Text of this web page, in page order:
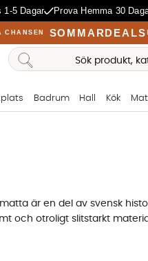
1-5 Dagar Prova Hemma 30
CHANSEN SOMMARDEALS
Badrum Hall Kök
är en del av svensk
och otroligt slitstarkt